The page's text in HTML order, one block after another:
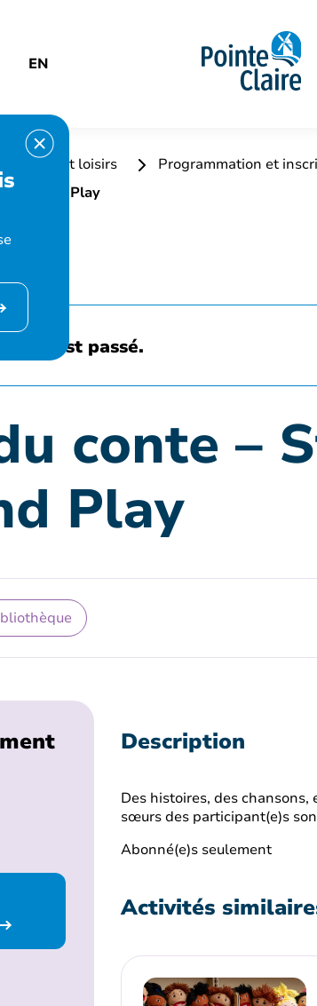
EN
sports et loisirs Programmation et
and Play
est passé.
conte –
Play
Description
Des histoires, des
sœurs des participant(e)s
Abonné(e)s seulement
Activités